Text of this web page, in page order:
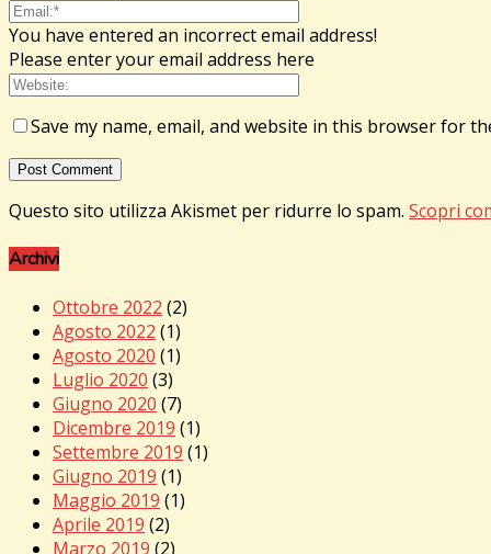
You have entered an incorrect email address!
Please enter your email address here
Save my name, email, and website in this browser for
Questo sito utilizza Akismet per ridurre lo spam. Scopri
Archivi
Ottobre 2022 (2)
Agosto 2022 (1)
Agosto 2020 (1)
Luglio 2020 (3)
Giugno 2020 (7)
Dicembre 2019 (1)
Settembre 2019 (1)
Giugno 2019 (1)
Maggio 2019 (1)
Aprile 2019 (2)
Marzo 2019 (2)